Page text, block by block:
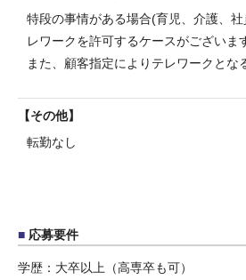
特段の事情がある場合(育児、介護、
レワークを許可するケースがございま
また、顧客指定によりテレワークとな
その他
転勤なし
応募要件
学歴：大卒以上（高専卒も可）